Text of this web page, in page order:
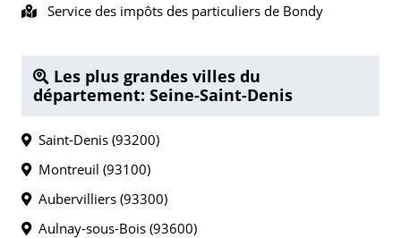
Service des impôts des particuliers de Bondy
Les plus grandes villes du
département: Seine-Saint-Denis
Saint-Denis (93200)
Montreuil (93100)
Aubervilliers (93300)
Aulnay-sous-Bois (93600)